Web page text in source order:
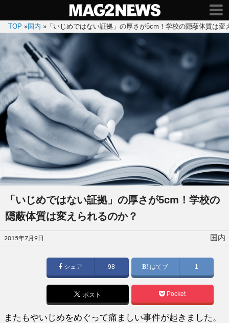
TOP »国内 » 「いじめではない証拠」の厚さが5cm！学校の隠蔽体質は変
「いじめではない証拠」の厚さが5cm！学校の
隠蔽体質は変えられるのか？
投
稿
2015年7月9日 国内
シェア 98 はてブ 1
ポスト Pocket
またもやいじめをめぐって痛ましい事件が起きました。